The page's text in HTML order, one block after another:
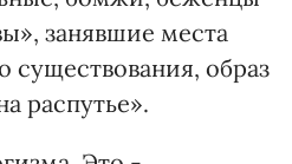
занявшие места
существования, образ
распутье».